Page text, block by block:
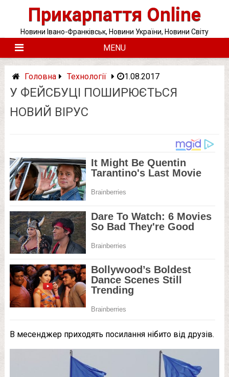
Прикарпаття Online
Новини Івано-Франківськ, Новини України, Новини Світу
MENU
Головна Технології 1.08.2017
У ФЕЙСБУЦІ ПОШИРЮЄТЬСЯ
НОВИЙ ВІРУС
В месенджер приходять посилання нібито від друзів.